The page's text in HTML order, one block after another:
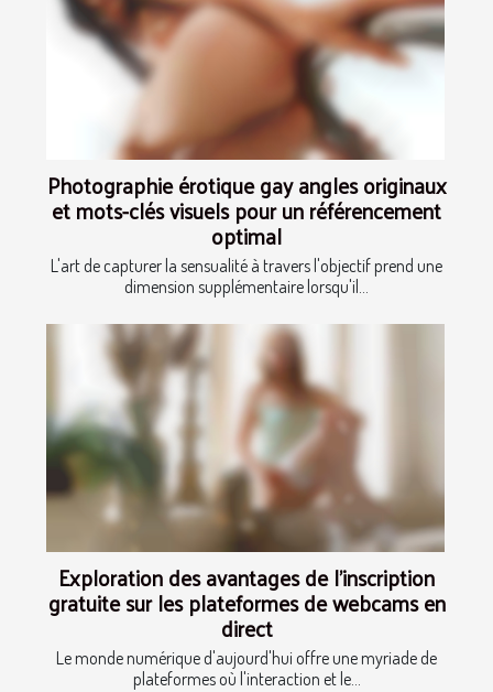
Photographie érotique gay angles originaux
et mots-clés visuels pour un référencement
optimal
L'art de capturer la sensualité à travers l'objectif prend une
dimension supplémentaire lorsqu'il...
Exploration des avantages de l'inscription
gratuite sur les plateformes de webcams en
direct
Le monde numérique d'aujourd'hui offre une myriade de
plateformes où l'interaction et le...